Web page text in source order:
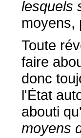
lesquels
moyens,
Toute
faire
donc
l'État
abouti
moyens